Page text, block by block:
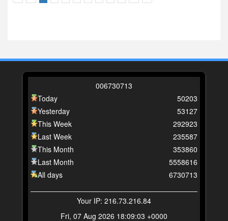
006730713
Today
Yesterday
This Week
Last Week
This Month
Last Month
All days
50203
53127
292923
235587
353860
5558616
6730713
Your IP: 216.73.216.84
Fri, 07 Aug 2026 18:09:03 +0000